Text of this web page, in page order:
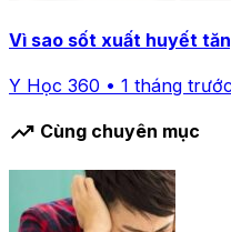
Vì sao sốt xuất huyết
Y Học 360 • 1 tháng trước
trending_up Cùng chuyên mục